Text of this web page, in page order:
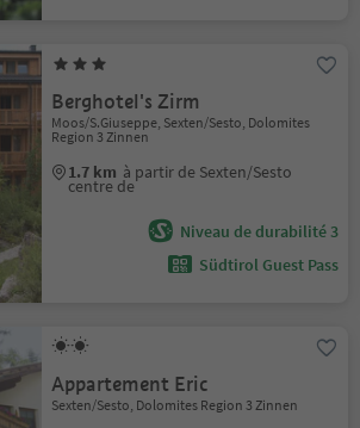
Berghotel's Zirm
Moos/S.Giuseppe, Sexten/Sesto, Dolomites
Region 3 Zinnen
1.7 km à partir de Sexten/Sesto
centre de
Niveau de durabilité 3
Südtirol Guest Pass
Appartement Eric
Sexten/Sesto, Dolomites Region 3 Zinnen